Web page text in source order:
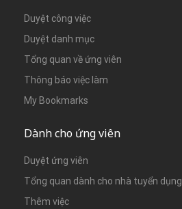
Duyệt công việc
Duyệt danh mục
Tổng quan về ứng viên
Thông báo việc làm
My Bookmarks
Dành cho ứng viên
Duyệt ứng viên
Tổng quan dành cho nhà tuyển dụng
Thêm việc